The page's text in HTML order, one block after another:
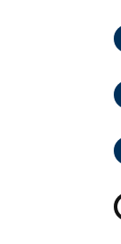
om döden,
oss gott.